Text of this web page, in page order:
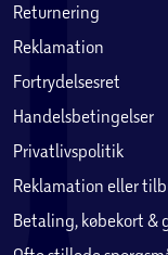
Anbefalet
Ramme:
Ben: 34,9
Returnering
Reklamation
Fortrydelsesret
Handelsbetingelser
Privatlivspolitik
Reklamation eller
Betaling, købekort &